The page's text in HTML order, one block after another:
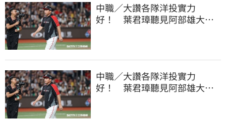
中職／大讚各隊洋投實力
好！ 葉君璋聽見阿部雄大被
中職／大讚各隊洋投實力
好！ 葉君璋聽見阿部雄大被